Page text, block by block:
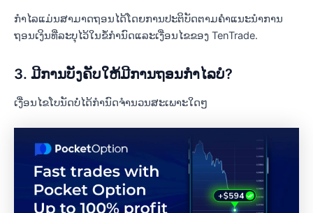
ກໍາໄລແມ່ນສາມາດຖອນໄດ້ໂດຍການປະຕິບັດຕາມຄໍາແນະນໍາການ
ຖອນເງິນທີ່ລະບຸໄວ້ໃນຂໍ້ກໍານົດແລະເງື່ອນໄຂຂອງ TenTrade.
3. ມີການບັງຄັບໃຫ້ມີການຖອນກຳໄລບໍ?
ເງື່ອນໄຂໂບນັດບໍ່ໄດ້ກໍານົດຈໍານວນສະເພາະໃດໆ